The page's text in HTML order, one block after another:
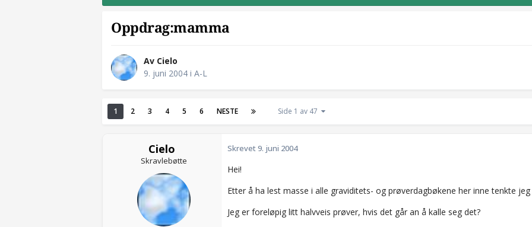
Oppdrag:mamma
Av Cielo
9. juni 2004 i A-L
1 2 3 4 5 6 NESTE Side 1 av 47
Cielo
Skravlebøtte
Skrevet9. juni 2004
Hei!
Etter å ha lest masse i alle graviditets- og prøverdagbøkene her inne tenkte
Jeg er foreløpig litt halvveis prøver, hvis det går an å kalle seg det?